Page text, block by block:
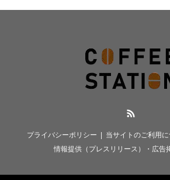
プライバシーポリシー 当サイトのご利用
情報提供（プレスリリース）・広告